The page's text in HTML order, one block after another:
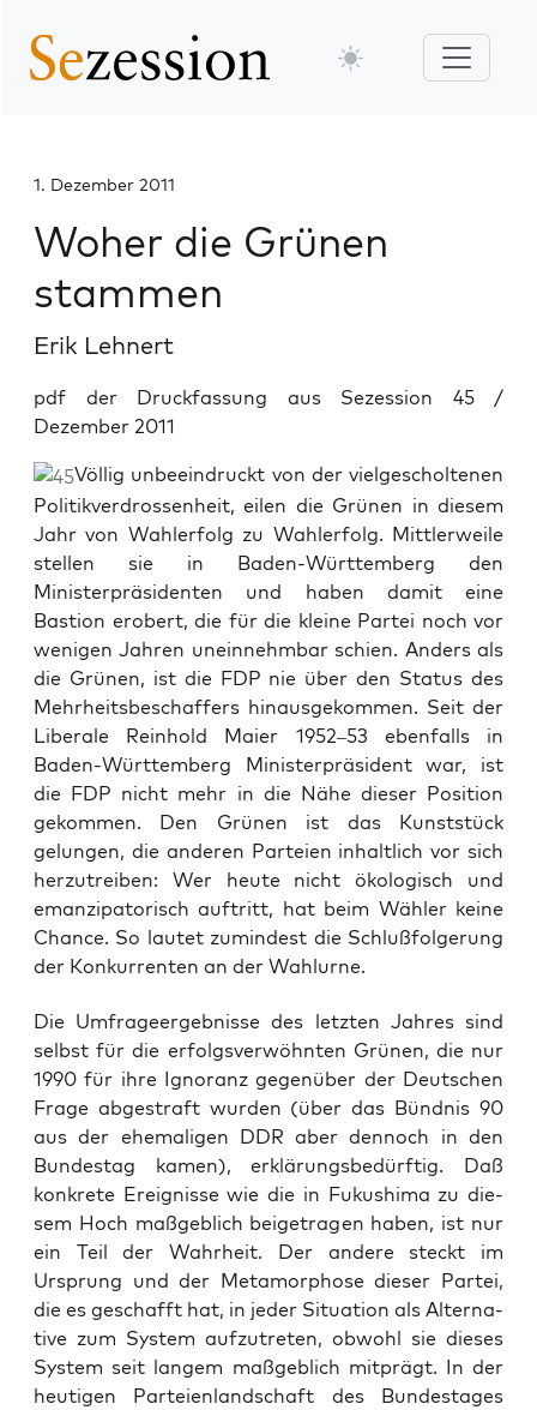
1. Dezember 2011
Woher die Grünen
stammen
Erik Lehnert
pdf der Druckfassung aus Sezession 45 /
Dezember 2011
Völlig unbeeindruckt von der vielgescholtenen
Politikverdrossenheit, eilen die Grünen in diesem
Jahr von Wahlerfolg zu Wahlerfolg. Mittlerweile
stellen sie in Baden-Württemberg den
Ministerpräsidenten und haben damit eine
Bastion erobert, die für die kleine Partei noch vor
wenigen Jahren uneinnehmbar schien. Anders als
die Grünen, ist die FDP nie über den Status des
Mehrheitsbeschaffers hinausgekommen. Seit der
Liberale Reinhold Maier 1952–53 ebenfalls in
Baden-Württemberg Ministerpräsident war, ist
die FDP nicht mehr in die Nähe dieser Position
gekommen. Den Grünen ist das Kunststück
gelungen, die anderen Parteien inhaltlich vor sich
herzutreiben: Wer heute nicht ökologisch und
emanzipatorisch auftritt, hat beim Wähler keine
Chance. So lautet zumindest die Schlußfolgerung
der Konkurrenten an der Wahlurne.
Die Umfra­ge­er­geb­nis­se des letz­ten Jah­res sind
selbst für die erfolgs­ver­wöhn­ten Grü­nen, die nur
1990 für ihre Igno­ranz gegen­über der Deut­schen
Fra­ge abge­straft wur­den (über das Bünd­nis 90
aus der ehe­ma­li­gen DDR aber den­noch in den
Bun­des­tag kamen), erklä­rungs­be­dürf­tig. Daß
kon­kre­te Ereig­nis­se wie die in Fuku­shima zu die­
sem Hoch maß­geb­lich bei­getra­gen haben, ist nur
ein Teil der Wahr­heit. Der ande­re steckt im
Ursprung und der Meta­mor­pho­se die­ser Par­tei,
die es geschafft hat, in jeder Situa­ti­on als Alter­na­
ti­ve zum Sys­tem auf­zu­tre­ten, obwohl sie die­ses
Sys­tem seit lan­gem maß­geb­lich mit­prägt. In der
heu­ti­gen Par­tei­en­land­schaft des Bun­des­ta­ges